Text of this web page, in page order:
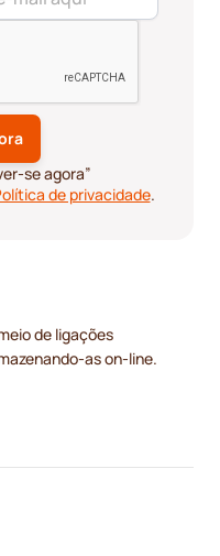
se agora”
de privacidade.
de ligações
as on-line.